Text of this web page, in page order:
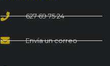
627 69 75 24
Envía un correo